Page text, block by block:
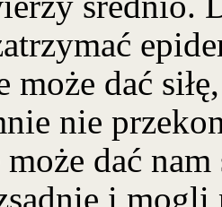
może dać
nie
dać
i mogli